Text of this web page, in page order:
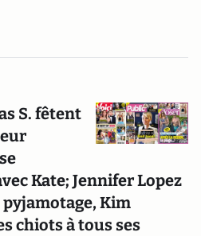
S. fêtent
Kate; Jennifer Lopez
Kim
chiots à tous ses